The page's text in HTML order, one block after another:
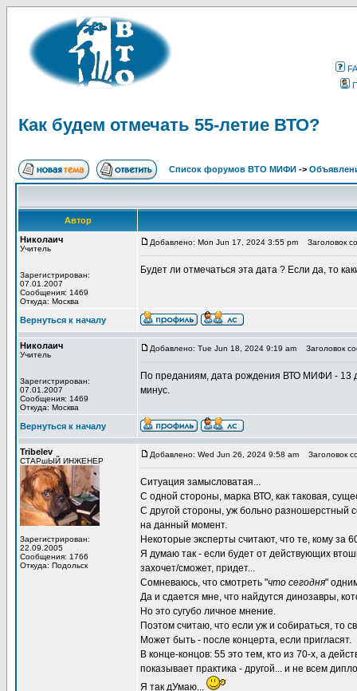
Как будем отмечать 55-летие ВТО?
Список форумов ВТО МИФИ ->
Автор
Николаич
Учитель
Зарегистрирован:
07.01.2007
Сообщения: 1469
Откуда: Москва
Добавлено: Mon Jun 17, 2024 3:55 pm Заголовок
Будет ли отмечаться эта дата ? Если да, то
Вернуться к началу
Николаич
Учитель
Зарегистрирован:
07.01.2007
Сообщения: 1469
Откуда: Москва
Добавлено: Tue Jun 18, 2024 9:19 am Заголовок
По преданиям, дата рождения ВТО МИФИ - 13
минус.
Вернуться к началу
Tribelev
СТАРшЫЙ ИНЖЕНЕР
Зарегистрирован:
22.09.2005
Сообщения: 1766
Откуда: Подольск
Добавлено: Wed Jun 26, 2024 9:58 am Заголовок
Ситуация замысловатая...
С одной стороны, марка ВТО, как таковая,
С другой стороны, уж больно разношерстный
на данный момент.
Некоторые эксперты считают, что те, кому за
Я думаю так - если будет от действующих
захочет/сможет, придет...
Сомневаюсь, что смотреть "что сегодня"
Да и сдается мне, что найдутся динозавры,
Но это сугубо личное мнение.
Поэтом считаю, что если уж и собираться, то
Может быть - после концерта, если пригласят.
В конце-концов: 55 это тем, кто из 70-х, а
показывает практика - другой... и не всем
Я так дУмаю...